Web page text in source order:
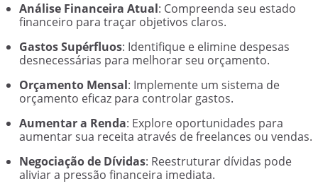
Análise Financeira Atual: Compreenda seu estado
financeiro para traçar objetivos claros.
Gastos Supérfluos: Identifique e elimine despesas
desnecessárias para melhorar seu orçamento.
Orçamento Mensal: Implemente um sistema de
orçamento eficaz para controlar gastos.
Aumentar a Renda: Explore oportunidades para
aumentar sua receita através de freelances ou vendas.
Negociação de Dívidas: Reestruturar dívidas pode
aliviar a pressão financeira imediata.